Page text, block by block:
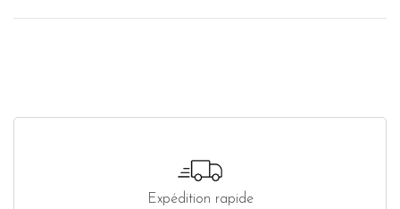
Expédition rapide